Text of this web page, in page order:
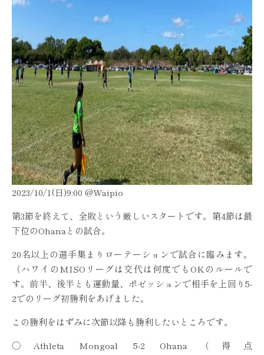
2023/10/1(日)9:00 @Waipio
第3節を終えて、全敗という厳しいスタートです。第4節は最
下位のOhanaとの試合。
20名以上の選手集まりローテーションで試合に臨みます。
（ハワイのMISOリーグは交代は何度でもOKのルールで
す。前半、後半とも運動量、ポゼッションで相手を上回り5-
2でのリーグ初勝利をあげました。
この勝利をはずみに次節以降も勝利したいところです。
○Athleta Mongoal 5-2 Ohana（得点